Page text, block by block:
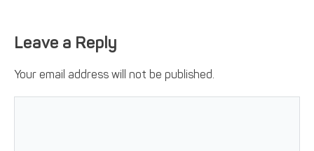
Leave a Reply
Your email address will not be published.